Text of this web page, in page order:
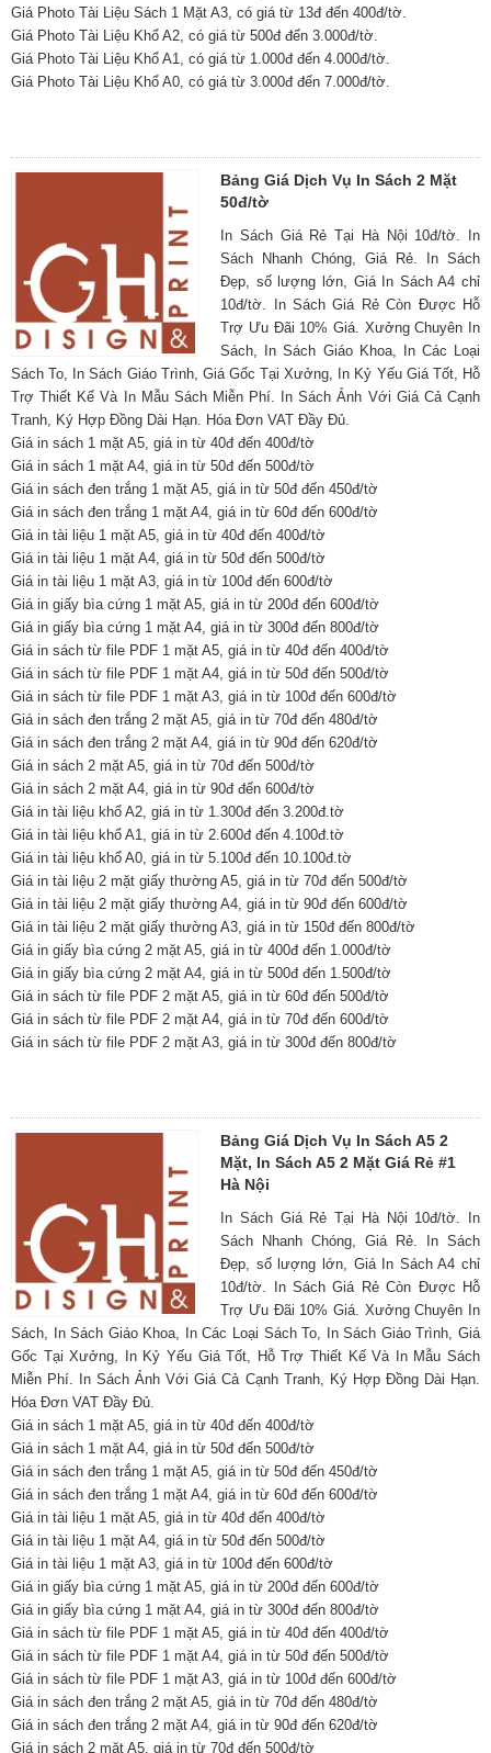
Giá Photo Tài Liệu Sách 1 Mặt A3, có giá từ 13đ đến 400đ/tờ.
Giá Photo Tài Liệu Khổ A2, có giá từ 500đ đến 3.000đ/tờ.
Giá Photo Tài Liệu Khổ A1, có giá từ 1.000đ đến 4.000đ/tờ.
Giá Photo Tài Liệu Khổ A0, có giá từ 3.000đ đến 7.000đ/tờ.
Bảng Giá Dịch Vụ In Sách 2 Mặt
50đ/tờ
In Sách Giá Rẻ Tại Hà Nội 10đ/tờ. In
Sách Nhanh Chóng, Giá Rẻ. In Sách
Đẹp, số lượng lớn, Giá In Sách A4 chỉ
10đ/tờ. In Sách Giá Rẻ Còn Được Hỗ
Trợ Ưu Đãi 10% Giá. Xưởng Chuyên In
Sách, In Sách Giáo Khoa, In Các Loại
Sách To, In Sách Giáo Trình, Giá Gốc Tại Xưởng, In Kỷ Yếu Giá Tốt, Hỗ
Trợ Thiết Kế Và In Mẫu Sách Miễn Phí. In Sách Ảnh Với Giá Cả Cạnh
Tranh, Ký Hợp Đồng Dài Hạn. Hóa Đơn VAT Đầy Đủ.
Giá in sách 1 mặt A5, giá in từ 40đ đến 400đ/tờ
Giá in sách 1 mặt A4, giá in từ 50đ đến 500đ/tờ
Giá in sách đen trắng 1 mặt A5, giá in từ 50đ đến 450đ/tờ
Giá in sách đen trắng 1 mặt A4, giá in từ 60đ đến 600đ/tờ
Giá in tài liệu 1 mặt A5, giá in từ 40đ đến 400đ/tờ
Giá in tài liệu 1 mặt A4, giá in từ 50đ đến 500đ/tờ
Giá in tài liệu 1 mặt A3, giá in từ 100đ đến 600đ/tờ
Giá in giấy bìa cứng 1 mặt A5, giá in từ 200đ đến 600đ/tờ
Giá in giấy bìa cứng 1 mặt A4, giá in từ 300đ đến 800đ/tờ
Giá in sách từ file PDF 1 mặt A5, giá in từ 40đ đến 400đ/tờ
Giá in sách từ file PDF 1 mặt A4, giá in từ 50đ đến 500đ/tờ
Giá in sách từ file PDF 1 mặt A3, giá in từ 100đ đến 600đ/tờ
Giá in sách đen trắng 2 mặt A5, giá in từ 70đ đến 480đ/tờ
Giá in sách đen trắng 2 mặt A4, giá in từ 90đ đến 620đ/tờ
Giá in sách 2 mặt A5, giá in từ 70đ đến 500đ/tờ
Giá in sách 2 mặt A4, giá in từ 90đ đến 600đ/tờ
Giá in tài liệu khổ A2, giá in từ 1.300đ đến 3.200đ.tờ
Giá in tài liệu khổ A1, giá in từ 2.600đ đến 4.100đ.tờ
Giá in tài liệu khổ A0, giá in từ 5.100đ đến 10.100đ.tờ
Giá in tài liệu 2 mặt giấy thường A5, giá in từ 70đ đến 500đ/tờ
Giá in tài liệu 2 mặt giấy thường A4, giá in từ 90đ đến 600đ/tờ
Giá in tài liệu 2 mặt giấy thường A3, giá in từ 150đ đến 800đ/tờ
Giá in giấy bìa cứng 2 mặt A5, giá in từ 400đ đến 1.000đ/tờ
Giá in giấy bìa cứng 2 mặt A4, giá in từ 500đ đến 1.500đ/tờ
Giá in sách từ file PDF 2 mặt A5, giá in từ 60đ đến 500đ/tờ
Giá in sách từ file PDF 2 mặt A4, giá in từ 70đ đến 600đ/tờ
Giá in sách từ file PDF 2 mặt A3, giá in từ 300đ đến 800đ/tờ
Bảng Giá Dịch Vụ In Sách A5 2
Mặt, In Sách A5 2 Mặt Giá Rẻ #1
Hà Nội
In Sách Giá Rẻ Tại Hà Nội 10đ/tờ. In
Sách Nhanh Chóng, Giá Rẻ. In Sách
Đẹp, số lượng lớn, Giá In Sách A4 chỉ
10đ/tờ. In Sách Giá Rẻ Còn Được Hỗ
Trợ Ưu Đãi 10% Giá. Xưởng Chuyên In
Sách, In Sách Giáo Khoa, In Các Loại Sách To, In Sách Giáo Trình, Giá
Gốc Tại Xưởng, In Kỷ Yếu Giá Tốt, Hỗ Trợ Thiết Kế Và In Mẫu Sách
Miễn Phí. In Sách Ảnh Với Giá Cả Cạnh Tranh, Ký Hợp Đồng Dài Hạn.
Hóa Đơn VAT Đầy Đủ.
Giá in sách 1 mặt A5, giá in từ 40đ đến 400đ/tờ
Giá in sách 1 mặt A4, giá in từ 50đ đến 500đ/tờ
Giá in sách đen trắng 1 mặt A5, giá in từ 50đ đến 450đ/tờ
Giá in sách đen trắng 1 mặt A4, giá in từ 60đ đến 600đ/tờ
Giá in tài liệu 1 mặt A5, giá in từ 40đ đến 400đ/tờ
Giá in tài liệu 1 mặt A4, giá in từ 50đ đến 500đ/tờ
Giá in tài liệu 1 mặt A3, giá in từ 100đ đến 600đ/tờ
Giá in giấy bìa cứng 1 mặt A5, giá in từ 200đ đến 600đ/tờ
Giá in giấy bìa cứng 1 mặt A4, giá in từ 300đ đến 800đ/tờ
Giá in sách từ file PDF 1 mặt A5, giá in từ 40đ đến 400đ/tờ
Giá in sách từ file PDF 1 mặt A4, giá in từ 50đ đến 500đ/tờ
Giá in sách từ file PDF 1 mặt A3, giá in từ 100đ đến 600đ/tờ
Giá in sách đen trắng 2 mặt A5, giá in từ 70đ đến 480đ/tờ
Giá in sách đen trắng 2 mặt A4, giá in từ 90đ đến 620đ/tờ
Giá in sách 2 mặt A5, giá in từ 70đ đến 500đ/tờ